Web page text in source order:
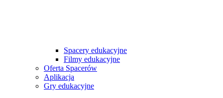
Spacery edukacyjne
Filmy edukacyjne
Oferta Spacerów
Aplikacja
Gry edukacyjne